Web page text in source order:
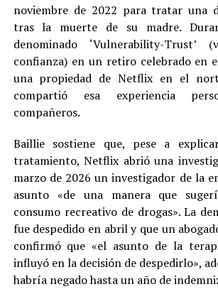
noviembre de 2022 para tratar una
tras la muerte de su madre.
denominado ‘Vulnerability-Trust’
confianza) en un retiro celebrado en
una propiedad de Netflix en el
compartió esa experiencia
compañeros.
Baillie sostiene que, pese a
tratamiento, Netflix abrió una
marzo de 2026 un investigador de la
asunto «de una manera que
consumo recreativo de drogas». La
fue despedido en abril y que un
confirmó que «el asunto de la
influyó en la decisión de despedirlo»,
habría negado hasta un año de